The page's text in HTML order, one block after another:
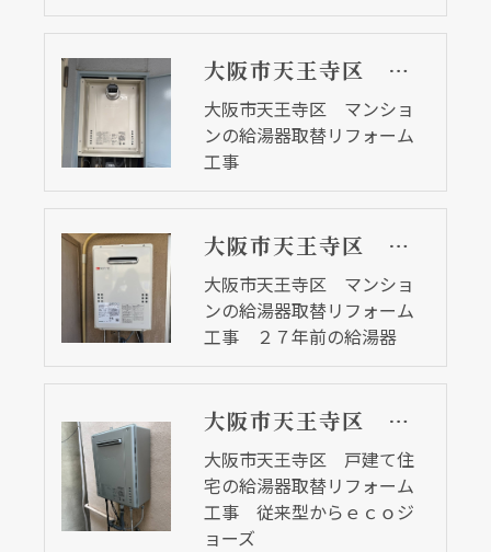
大阪市天王寺区 マンションの給湯器取替リフォーム工事
大阪市天王寺区 マンショ
ンの給湯器取替リフォーム
工事
大阪市天王寺区 マンションの給湯器取替リフォーム工事 ２７年前の給湯器
大阪市天王寺区 マンショ
ンの給湯器取替リフォーム
工事 ２７年前の給湯器
大阪市天王寺区 戸建て住宅の給湯器取替リフォーム工事 従来型からｅｃｏジョーズ
大阪市天王寺区 戸建て住
宅の給湯器取替リフォーム
工事 従来型からｅｃｏジ
ョーズ